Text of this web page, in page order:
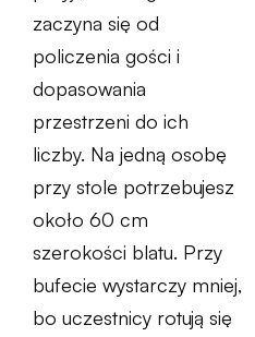
zaczyna się od
policzenia gości i
dopasowania
przestrzeni do ich
liczby. Na jedną osobę
przy stole potrzebujesz
około 60 cm
szerokości blatu. Przy
bufecie wystarczy mniej,
bo uczestnicy rotują się